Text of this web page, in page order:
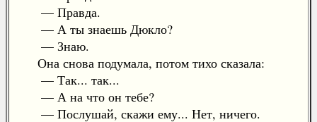
— Правда.
— А ты знаешь Дюкло?
— Знаю.
Она снова подумала, потом тихо сказала:
— Так... так...
— А на что он тебе?
— Послушай, скажи ему... Нет, ничего.